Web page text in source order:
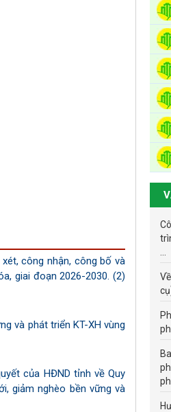
công nhận, công bố và
giai đoạn 2026-2030. (2)
và phát triển KT-XH vùng
của HĐND tỉnh về Quy
giảm nghèo bền vững và